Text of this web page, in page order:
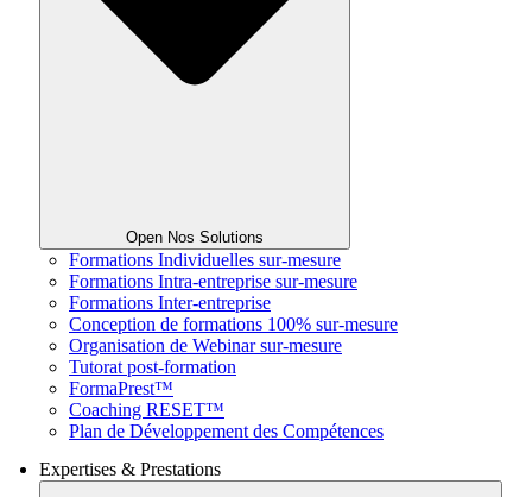
Open Nos Solutions
Formations Individuelles sur-mesure
Formations Intra-entreprise sur-mesure
Formations Inter-entreprise
Conception de formations 100% sur-mesure
Organisation de Webinar sur-mesure
Tutorat post-formation
FormaPrest™
Coaching RESET™
Plan de Développement des Compétences
Expertises & Prestations